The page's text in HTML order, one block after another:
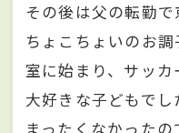
その後は父の転勤
ちょこちょいのお
室に始まり、サッ
大好きな子どもで
まったくなかった